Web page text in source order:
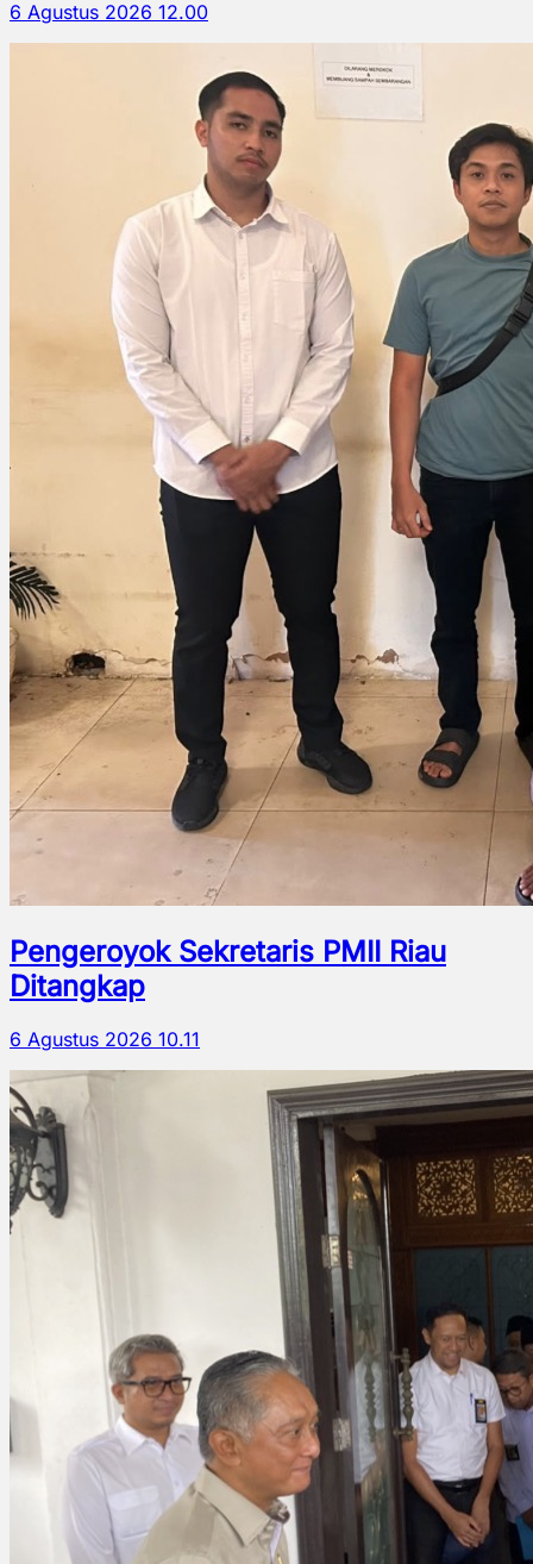
6 Agustus 2026 12.00
Pengeroyok Sekretaris PMII Riau
Ditangkap
6 Agustus 2026 10.11